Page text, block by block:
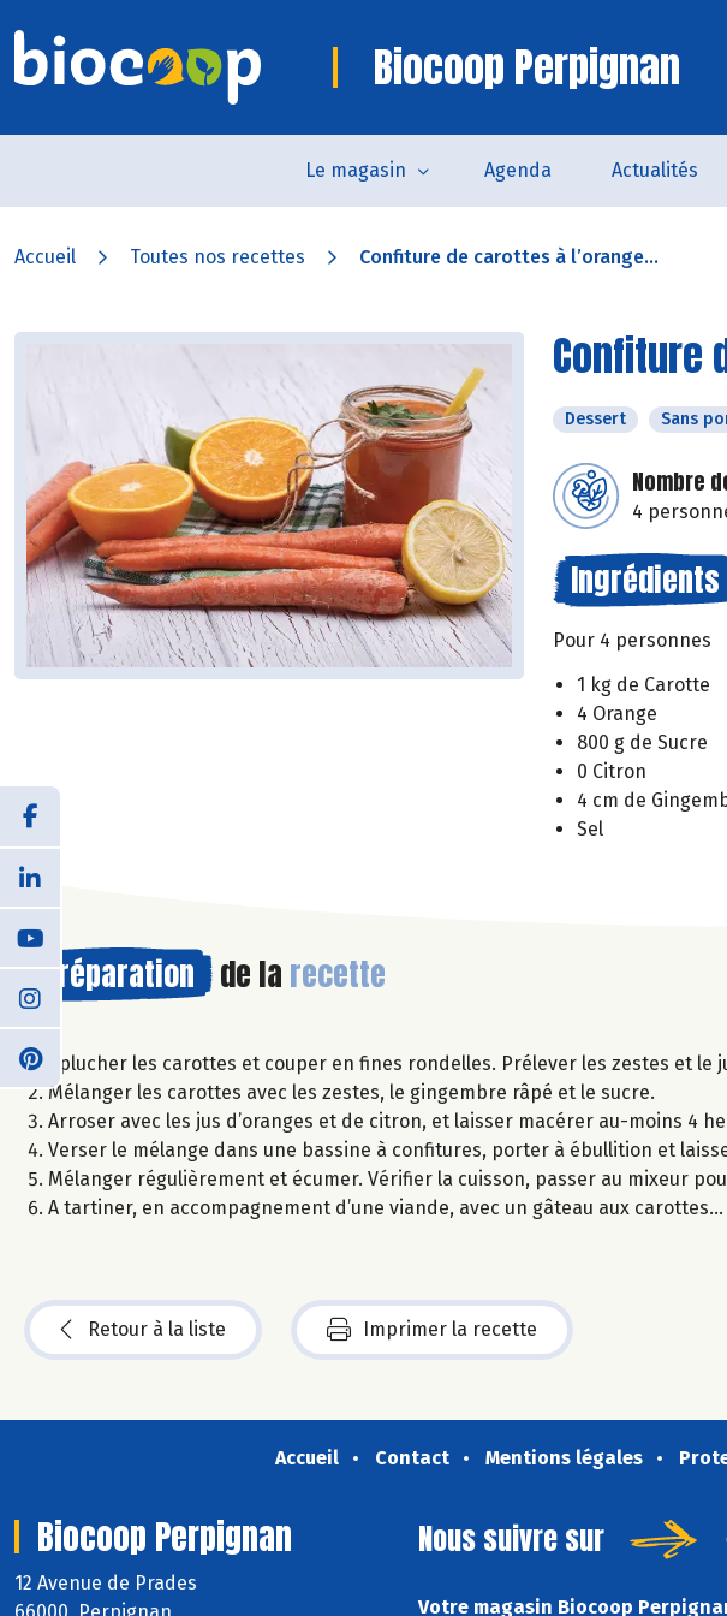
Biocoop Perpignan
Le magasin Agenda Actualités
Accueil Toutes nos recettes Confiture de carottes à l’orange...
Confiture
Dessert Sans
Nombre
4
Ingrédients
Pour 4 personnes
1 kg de Carotte
4 Orange
800 g de Sucre
0 Citron
4 cm de
Sel
Préparation de la recette
Eplucher les carottes et couper en fines rondelles. Prélever les zestes et le
Mélanger les carottes avec les zestes, le gingembre râpé et le sucre.
Arroser avec les jus d’oranges et de citron, et laisser macérer au-moins 4
Verser le mélange dans une bassine à confitures, porter à ébullition et
Mélanger régulièrement et écumer. Vérifier la cuisson, passer au mixeur
A tartiner, en accompagnement d’une viande, avec un gâteau aux carottes…
Retour à la liste Imprimer la recette
Accueil Contact Mentions légales
Biocoop Perpignan
12 Avenue de Prades
66000 Perpignan
Nous suivre sur
Votre magasin Biocoop